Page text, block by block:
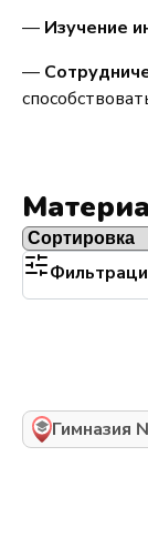
— Изучение
—
Гимназия